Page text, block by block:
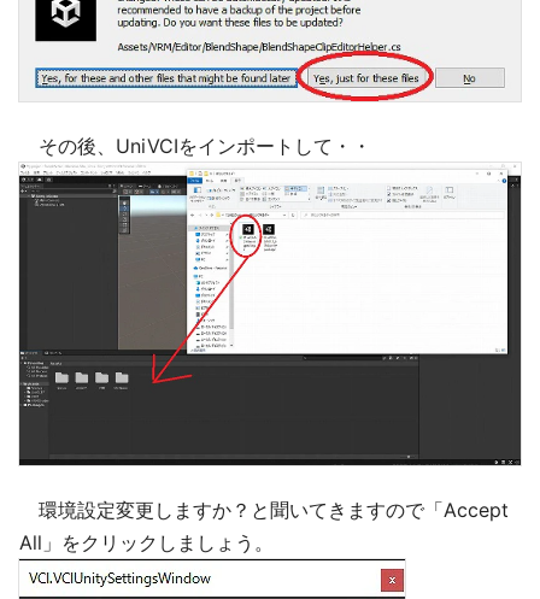
その後、UniVCIをインポートして・・
環境設定変更しますか？と聞いてきますので「Accept
All」をクリックしましょう。